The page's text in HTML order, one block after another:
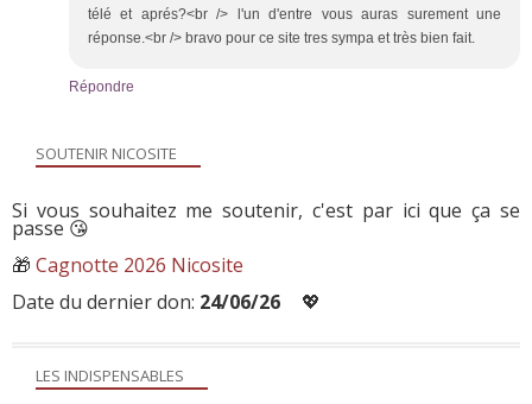
télé et aprés?<br /> l'un d'entre vous auras surement une
réponse.<br /> bravo pour ce site tres sympa et très bien fait.
Répondre
LES INDISPENSABLES
SOUTENIR NICOSITE
Si vous souhaitez me soutenir, c'est par ici que ça se
passe 😘
🎁 Cagnotte 2026 Nicosite
Date du dernier don: 24/06/26 💖